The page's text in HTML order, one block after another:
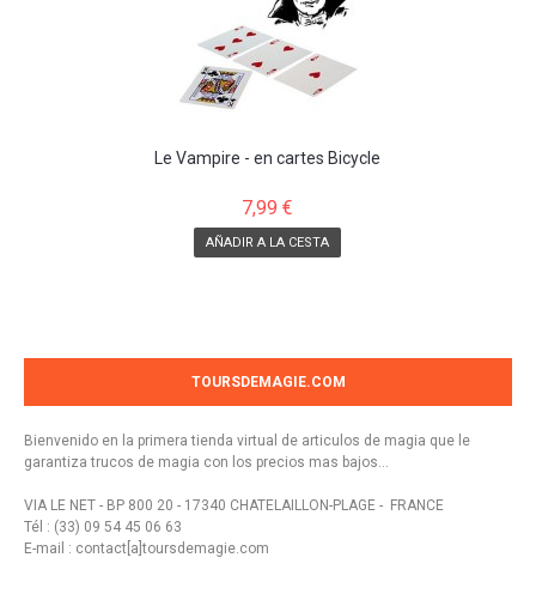
Le Vampire - en cartes Bicycle
7,99 €
AÑADIR A LA CESTA
TOURSDEMAGIE.COM
Bienvenido en la primera tienda virtual de articulos de magia que le
garantiza trucos de magia con los precios mas bajos...
VIA LE NET - BP 800 20 - 17340 CHATELAILLON-PLAGE - FRANCE
Tél : (33) 09 54 45 06 63
E-mail : contact[a]toursdemagie.com